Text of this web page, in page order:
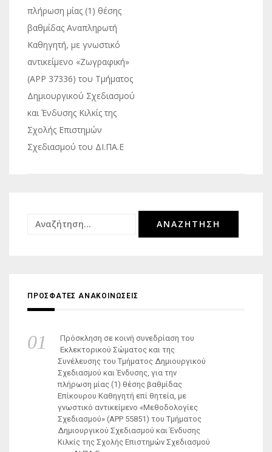
πλήρωση μίας (1) θέσης
βαθμίδας Αναπληρωτή
Καθηγητή, με γνωστικό
αντικείμενο «Ζωγραφική»
(APP 37336) του Τμήματος
Δημιουργικού Σχεδιασμού
και Ένδυσης Κιλκίς της
Σχολής Επιστημών
Σχεδιασμού του ΔΙ.ΠΑ.Ε
Αναζήτηση
ΠΡΟΣΦΑΤΕΣ ΑΝΑΚΟΙΝΩΣΕΙΣ
Πρόσκληση σε κοινή συνεδρίαση του
Εκλεκτορικού Σώματος και της
Συνέλευσης του Τμήματος Δημιουργικού
Σχεδιασμού και Ένδυσης, για την
πλήρωση μίας (1) θέσης βαθμίδας
Επίκουρου Καθηγητή επί θητεία, με
γνωστικό αντικείμενο «Μεθοδολογίες
Σχεδιασμού» (ΑΡΡ 55851) του Τμήματος
Δημιουργικού Σχεδιασμού και Ένδυσης
Κιλκίς της Σχολής Επιστημών Σχεδιασμού